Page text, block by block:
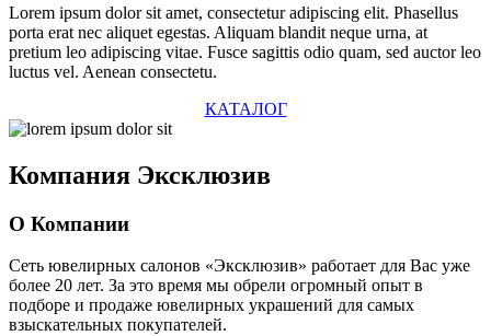
Lorem ipsum dolor sit amet, consectetur adipiscing elit. Phasellus
porta erat nec aliquet egestas. Aliquam blandit neque urna, at
pretium leo adipiscing vitae. Fusce sagittis odio quam, sed auctor leo
luctus vel. Aenean consectetu.
КАТАЛОГ
Компания Эксклюзив
О Компании
Сеть ювелирных салонов «Эксклюзив» работает для Вас уже
более 20 лет. За это время мы обрели огромный опыт в
подборе и продаже ювелирных украшений для самых
взыскательных покупателей.